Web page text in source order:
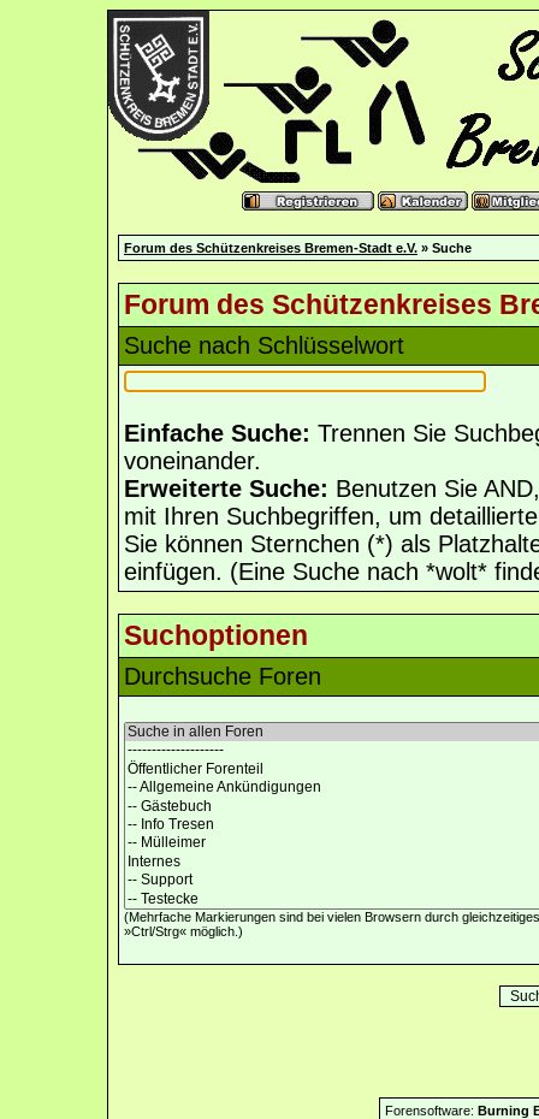
Forum des Schützenkreises Bremen-Stadt e.V. » Suche
Forum des Schützenkreises
Suche nach Schlüsselwort
Einfache Suche: Trennen Sie
voneinander.
Erweiterte Suche: Benutzen Sie
mit Ihren Suchbegriffen, um
Sie können Sternchen (*) als
einfügen. (Eine Suche nach *wolt*
Suchoptionen
Durchsuche Foren
(Mehrfache Markierungen sind bei vielen Browsern durch
»Ctrl/Strg« möglich.)
Forensoftware: Burning